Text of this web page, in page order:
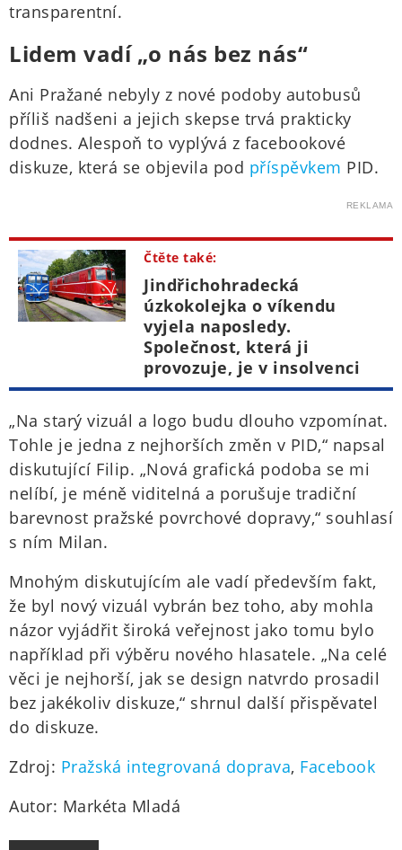
transparentní.
Lidem vadí „o nás bez nás“
Ani Pražané nebyly z nové podoby autobusů
příliš nadšeni a jejich skepse trvá prakticky
dodnes. Alespoň to vyplývá z facebookové
diskuze, která se objevila pod příspěvkem PID.
REKLAMA
Čtěte také:
Jindřichohradecká
úzkokolejka o víkendu
vyjela naposledy.
Společnost, která ji
provozuje, je v insolvenci
„Na starý vizuál a logo budu dlouho vzpomínat.
Tohle je jedna z nejhorších změn v PID,“ napsal
diskutující Filip. „Nová grafická podoba se mi
nelíbí, je méně viditelná a porušuje tradiční
barevnost pražské povrchové dopravy,“ souhlasí
s ním Milan.
Mnohým diskutujícím ale vadí především fakt,
že byl nový vizuál vybrán bez toho, aby mohla
názor vyjádřit široká veřejnost jako tomu bylo
například při výběru nového hlasatele. „Na celé
věci je nejhorší, jak se design natvrdo prosadil
bez jakékoliv diskuze,“ shrnul další přispěvatel
do diskuze.
Zdroj: Pražská integrovaná doprava, Facebook
Autor: Markéta Mladá